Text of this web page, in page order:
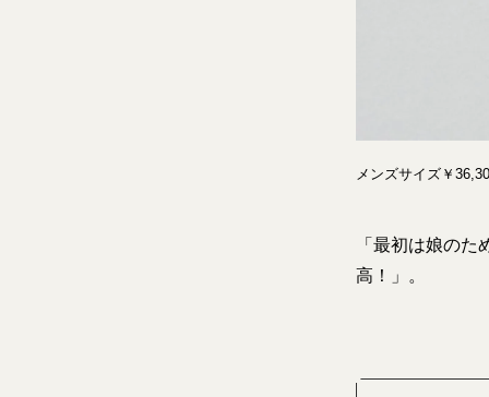
メンズサイズ￥
「最初は娘の
高！」。